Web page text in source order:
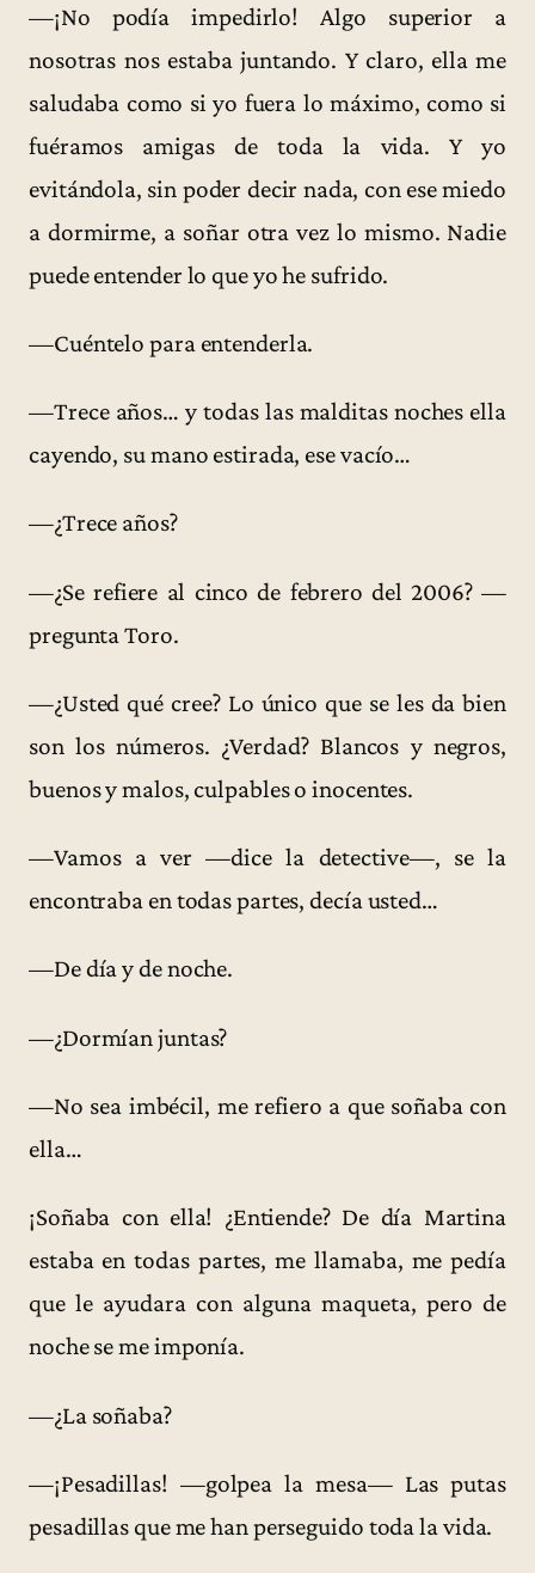
—¡No podía impedirlo! Algo superior a
nosotras nos estaba juntando. Y claro, ella me
saludaba como si yo fuera lo máximo, como si
fuéramos amigas de toda la vida. Y yo
evitándola, sin poder decir nada, con ese miedo
a dormirme, a soñar otra vez lo mismo. Nadie
puede entender lo que yo he sufrido.
—Cuéntelo para entenderla.
—Trece años… y todas las malditas noches ella
cayendo, su mano estirada, ese vacío…
—¿Trece años?
—¿Se refiere al cinco de febrero del 2006? —
pregunta Toro.
—¿Usted qué cree? Lo único que se les da bien
son los números. ¿Verdad? Blancos y negros,
buenos y malos, culpables o inocentes.
—Vamos a ver —dice la detective—, se la
encontraba en todas partes, decía usted…
—De día y de noche.
—¿Dormían juntas?
—No sea imbécil, me refiero a que soñaba con
ella…
¡Soñaba con ella! ¿Entiende? De día Martina
estaba en todas partes, me llamaba, me pedía
que le ayudara con alguna maqueta, pero de
noche se me imponía.
—¿La soñaba?
—¡Pesadillas! —golpea la mesa— Las putas
pesadillas que me han perseguido toda la vida.